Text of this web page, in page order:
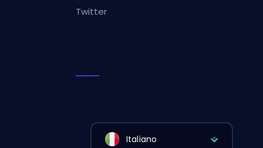
Twitter
Italiano